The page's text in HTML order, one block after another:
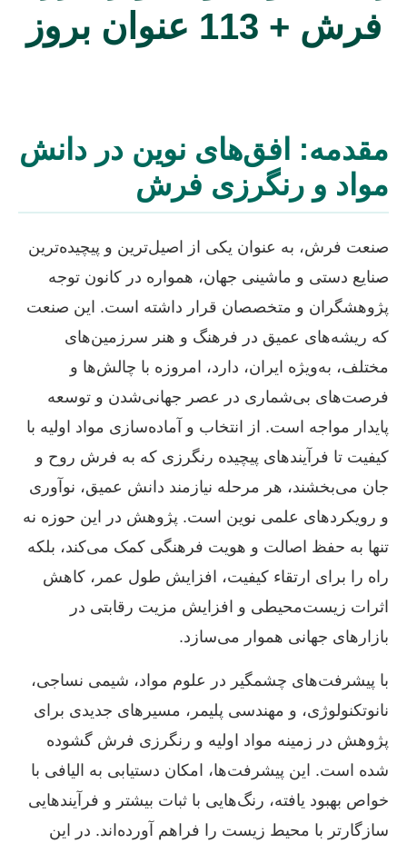
فرش + 113 عنوان بروز
مقدمه: افق‌های نوین در دانش
مواد و رنگرزی فرش
صنعت فرش، به عنوان یکی از اصیل‌ترین و پیچیده‌ترین
صنایع دستی و ماشینی جهان، همواره در کانون توجه
پژوهشگران و متخصصان قرار داشته است. این صنعت
که ریشه‌های عمیق در فرهنگ و هنر سرزمین‌های
مختلف، به‌ویژه ایران، دارد، امروزه با چالش‌ها و
فرصت‌های بی‌شماری در عصر جهانی‌شدن و توسعه
پایدار مواجه است. از انتخاب و آماده‌سازی مواد اولیه با
کیفیت تا فرآیندهای پیچیده رنگرزی که به فرش روح و
جان می‌بخشند، هر مرحله نیازمند دانش عمیق، نوآوری
و رویکردهای علمی نوین است. پژوهش در این حوزه نه
تنها به حفظ اصالت و هویت فرهنگی کمک می‌کند، بلکه
راه را برای ارتقاء کیفیت، افزایش طول عمر، کاهش
اثرات زیست‌محیطی و افزایش مزیت رقابتی در
بازارهای جهانی هموار می‌سازد.
با پیشرفت‌های چشمگیر در علوم مواد، شیمی نساجی،
نانوتکنولوژی، و مهندسی پلیمر، مسیرهای جدیدی برای
پژوهش در زمینه مواد اولیه و رنگرزی فرش گشوده
شده است. این پیشرفت‌ها، امکان دستیابی به الیافی با
خواص بهبود یافته، رنگ‌هایی با ثبات بیشتر و فرآیندهایی
سازگارتر با محیط زیست را فراهم آورده‌اند. در این